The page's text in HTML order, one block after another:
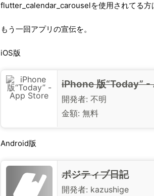
flutter_calendar_carouselを使用されてる方
もう一回アプリの宣伝を。
iOS版
iPhone 版“Today”
開発者: 不明
金額: 無料
Android版
ポジティブ日記
開発者: kazushige